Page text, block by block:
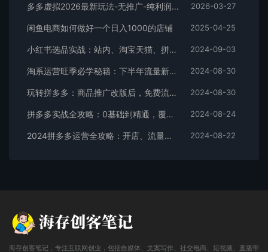
多多虚拟2026最新玩法-无推广-纯利润新玩法 2026-03-27
闲鱼电商如何做好一个日入1000的店铺 2025-04-25
小红书选品实战：站内、淘宝天猫、拼多多，多渠道选品策略 2024-09-03
淘系运营旺季必学秘籍：下半年流量新玩法：搜索+推荐全域收割（无水印） 2024-08-30
玩转拼多多：商品推广改版后，免费流量+货损策略打造爆款新法（无水印） 2024-08-30
拼多多实战全攻略：0基础到精通，覆盖选品、运营、推广、起款 2024-08-24
2024拼多多运营全攻略：开店、流量、营销、推广与商品发布技巧（无水印） 2024-08-22
海存创客笔记，专注互联网创业，包括自媒体、文案写作、社交电商、短视频、直播带